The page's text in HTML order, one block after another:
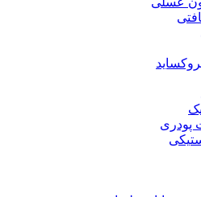
پودری